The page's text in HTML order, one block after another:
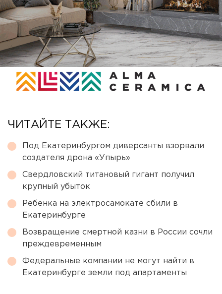
ЧИТАЙТЕ ТАКЖЕ:
Под Екатеринбургом диверсанты взорвали
создателя дрона «Упырь»
Свердловский титановый гигант получил
крупный убыток
Ребенка на электросамокате сбили в
Екатеринбурге
Возвращение смертной казни в России сочли
преждевременным
Федеральные компании не могут найти в
Екатеринбурге земли под апартаменты